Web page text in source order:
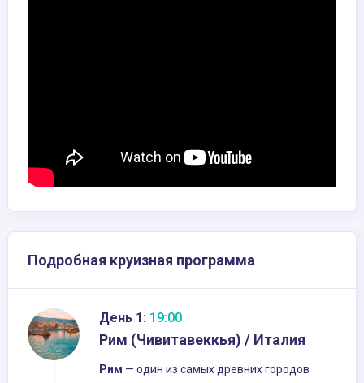
Подробная круизная программа
День 1: 19:00
Рим (Чивитавеккья) / Италия
Рим — один из самых древних городов